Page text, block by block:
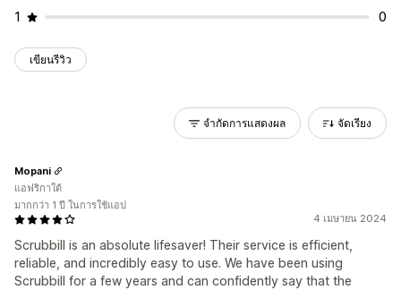
1
0
เขียนรีวิว
จำกัดการแสดงผล จัดเรียง
4 เมษายน 2024
Scrubbill is an absolute lifesaver! Their service is efficient,
reliable, and incredibly easy to use. We have been using
Scrubbill for a few years and can confidently say that the
Mopani
แอฟริกาใต้
มากกว่า 1 ปี ในการใช้แอป